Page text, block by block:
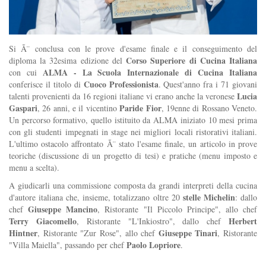
Si Ã¨ conclusa con le prove d'esame finale e il conseguimento del
diploma la 32esima edizione delCorso Superiore di Cucina Italiana
con cui ALMA - La Scuola Internazionale di Cucina Italiana
conferisce il titolo di Cuoco Professionista. Quest'anno fra i 71 giovani
talenti provenienti da 16 regioni italiane vi erano anche la veronese Lucia
Gaspari, 26 anni, e il vicentinoParide Fior, 19enne di Rossano Veneto.
Un percorso formativo, quello istituito da ALMA iniziato 10 mesi prima
con gli studenti impegnati in stage nei migliori locali ristorativi italiani.
L'ultimo ostacolo affrontato Ã¨ stato l'esame finale, un articolo in prove
teoriche (discussione di un progetto di tesi) e pratiche (menu imposto e
menu a scelta).
A giudicarli una commissione composta da grandi interpreti della cucina
d'autore italiana che, insieme, totalizzano oltre 20 stelle Michelin: dallo
chefGiuseppe Mancino, Ristorante "Il Piccolo Principe", allo chef
Terry Giacomello, Ristorante "L'Inkiostro", dallo chefHerbert
Hintner, Ristorante "Zur Rose", allo chef Giuseppe Tinari, Ristorante
"Villa Maiella", passando per chefPaolo Lopriore.